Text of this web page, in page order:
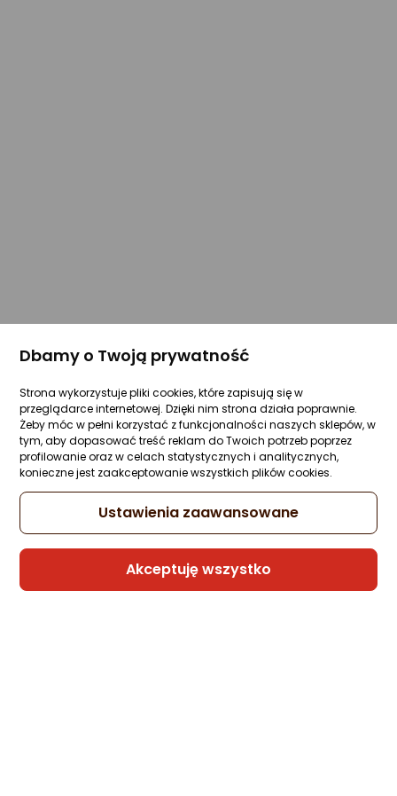
Dbamy o Twoją prywatność
Strona wykorzystuje pliki cookies, które zapisują się w
przeglądarce internetowej. Dzięki nim strona działa poprawnie.
Żeby móc w pełni korzystać z funkcjonalności naszych sklepów, w
tym, aby dopasować treść reklam do Twoich potrzeb poprzez
profilowanie oraz w celach statystycznych i analitycznych,
konieczne jest zaakceptowanie wszystkich plików cookies.
Ustawienia zaawansowane
Akceptuję wszystko